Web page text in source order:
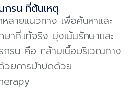
กรน ที่ต้นเหตุ
ลายแนวทาง เพื่อค้นหาและ
ษาที่แท้จริง มุ่งเน้นรักษาและ
กรน คือ กล้ามเนื้อบริเวณทาง
วยการบําบัดด้วย